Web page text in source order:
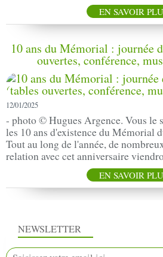
EN SAVOIR
10 ans du Mémorial : journée
ouvertes, conférence,
12/01/2025
- photo © Hugues Argence. Vous le
les 10 ans d'existence du Mémorial
Tout au long de l'année, de
relation avec cet anniversaire
EN SAVOIR
NEWSLETTER